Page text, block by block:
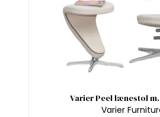
Varier Peel lænestol
Varier